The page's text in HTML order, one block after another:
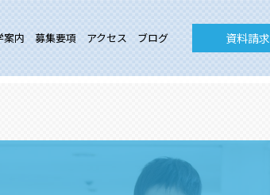
案内 募集要項 アクセス ブログ 資料請求